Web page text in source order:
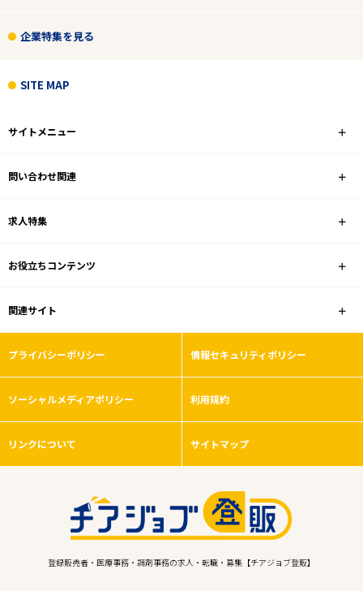
企業特集を見る
SITE MAP
サイトメニュー
問い合わせ関連
求人特集
お役立ちコンテンツ
関連サイト
プライバシーポリシー 情報セキュリティポリシー
ソーシャルメディアポリシー 利用規約
リンクについて サイトマップ
登録販売者・医療事務・調剤事務の求人・転職・募集【チアジョブ登販】